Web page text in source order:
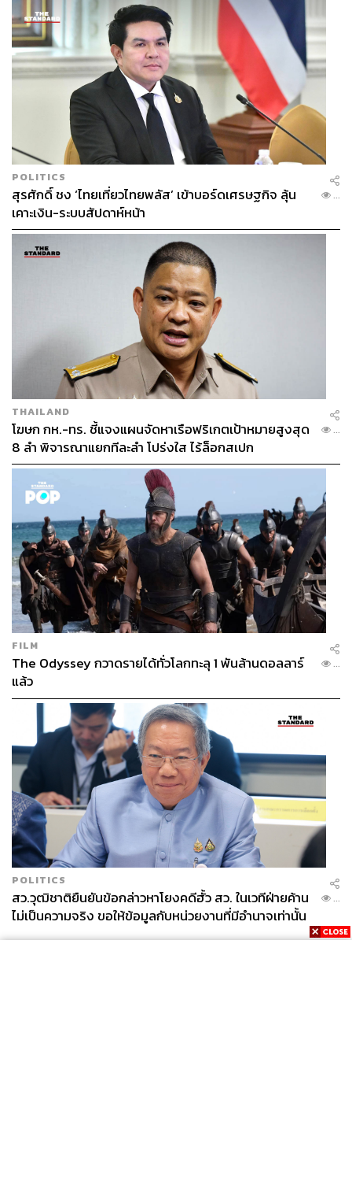
POLITICS
สุรศักดิ์ ชง ‘ไทยเที่ยวไทยพลัส’ เข้าบอร์ดเศรษฐกิจ ลุ้น
เคาะเงิน-ระบบสัปดาห์หน้า
...
THAILAND
โฆษก กห.-ทร. ชี้แจงแผนจัดหาเรือฟริเกตเป้าหมายสูงสุด
8 ลำ พิจารณาแยกทีละลำ โปร่งใส ไร้ล็อกสเปก
...
FILM
The Odyssey กวาดรายได้ทั่วโลกทะลุ 1 พันล้านดอลลาร์
แล้ว
...
POLITICS
สว.วุฒิชาติยืนยันข้อกล่าวหาโยงคดีฮั้ว สว. ในเวทีฝ่ายค้าน
ไม่เป็นความจริง ขอให้ข้อมูลกับหน่วยงานที่มีอำนาจเท่านั้น
...